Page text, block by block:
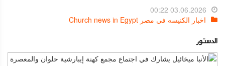
03.06.2026 00:22
اخبار الكنيسه في مصر Church news in Egypt
الدستور